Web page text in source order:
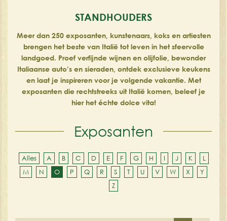
STANDHOUDERS
Meer dan 250 exposanten, kunstenaars, koks en artiesten
brengen het beste van Italië tot leven in het sfeervolle
landgoed. Proef verfijnde wijnen en olijfolie, bewonder
Italiaanse auto’s en sieraden, ontdek exclusieve keukens
en laat je inspireren voor je volgende vakantie. Met
exposanten die rechtstreeks uit Italië komen, beleef je
hier het échte dolce vita!
Exposanten
Alles A B C D E F G H I J K
L
M
N O P Q R S T U V W X
Y
Z